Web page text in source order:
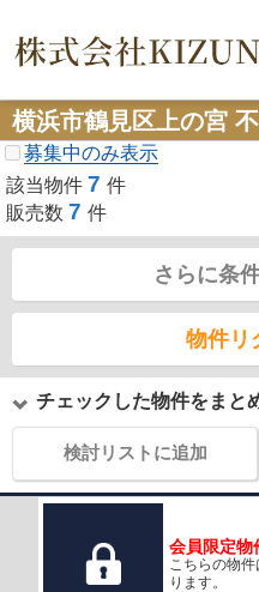
横浜市鶴見区上の宮
募集中のみ表示
該当物件 7 件
販売数 7 件
さらに条
物件リ
チェックした物件をまと
検討リストに追加
会員限定物
こちらの物
ります。